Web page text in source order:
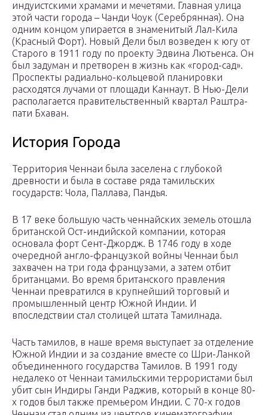
индуистскими храмами и мечетями. Главная улица
этой части города – Чанди Чоук (Серебрянная). Она
одним концом упирается в знаменитый Лал-Кила
(Красный Форт). Новый Дели был возведен к югу от
Старого в 1911 году по проекту Эдвина Лютьенса. Он
был задуман и претворен в жизнь как «город-сад».
Проспекты радиально-кольцевой планировки
расходятся лучами от площади Каннаут. В Нью-Дели
располагается правительственный квартал Раштра-
пати Бхаван.
История Города
Территория Ченнаи была заселена с глубокой
древности и была в составе ряда тамильских
государств: Чола, Паллава, Пандья.
В 17 веке большую часть ченнайских земель отошла
британской Ост-индийской компании, которая
основала форт Сент-Джордж. В 1746 году в ходе
очередной англо-французкой войны Ченнаи был
захвачен на три года французами, а затем отбит
британцами. Во время британского правления
Ченнаи превратился в крупнейший торговый и
промышленный центр Южной Индии. И
впоследствии стал столицей штата Тамилнада.
Часть тамилов, в наше время выступает за отделение
Южной Индии и за создание вместе со Шри-Ланкой
объединенного государства Тамилов. В 1991 году
недалеко от Ченнаи тамильскими террористами был
убит сын Индиры Ганди Раджив, который в конце 80-
х годов был также премьером Индии. С 70-х годов